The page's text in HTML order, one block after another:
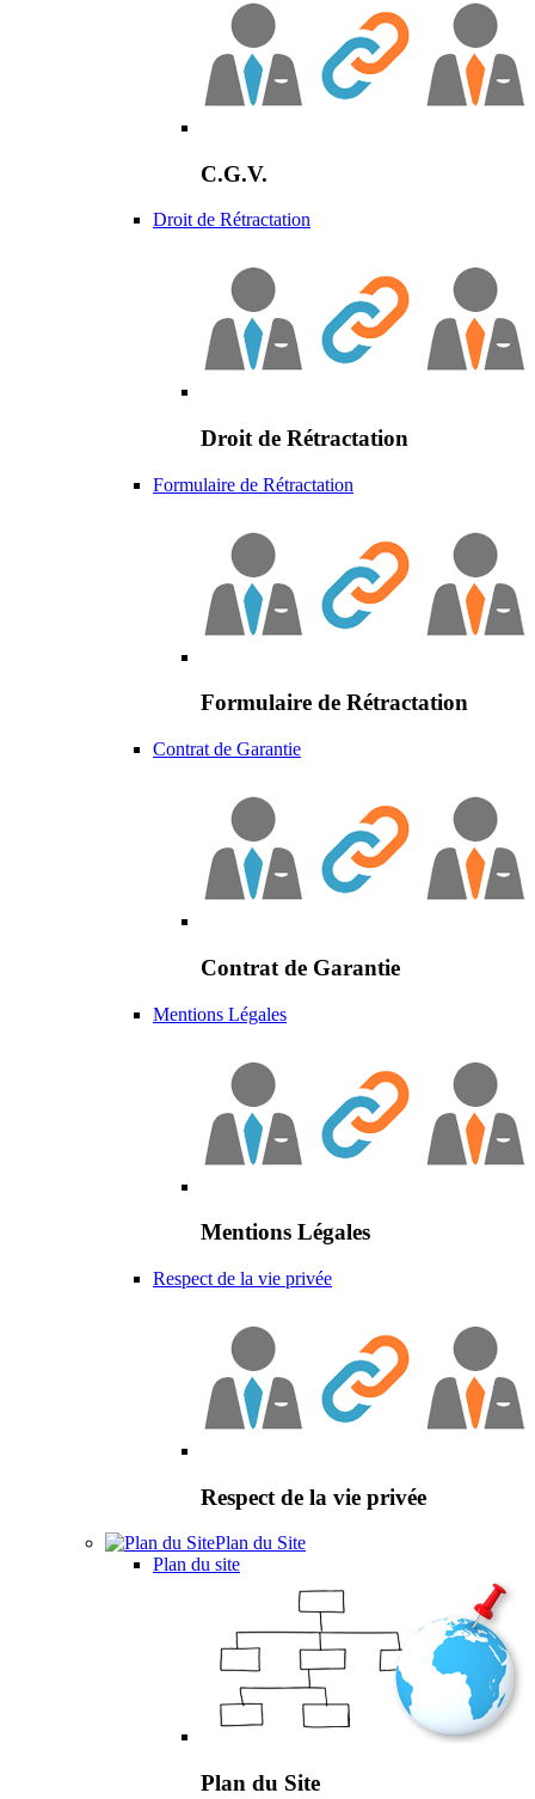
C.G.V.
Droit de Rétractation
Droit de Rétractation
Formulaire de Rétractation
Formulaire de Rétractation
Contrat de Garantie
Contrat de Garantie
Mentions Légales
Mentions Légales
Respect de la vie privée
Respect de la vie privée
Plan du Site
Plan du site
Plan du Site